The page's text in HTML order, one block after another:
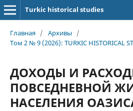
Turkic historical studies
Главная / Архивы
/
Том 2 № 9 (2026): TURKIC HISTORICAL
ДОХОДЫ И
ПОВСЕДНЕВНОЙ
НАСЕЛЕНИЯ